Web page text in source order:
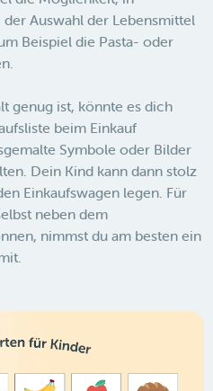
Auswahl der Lebensmittel
Beispiel die Pasta- oder
genug ist, könnte es dich
beim Einkauf
Symbole oder Bilder
Dein Kind kann dann stolz
Einkaufswagen legen. Für
neben dem
nimmst du am besten ein